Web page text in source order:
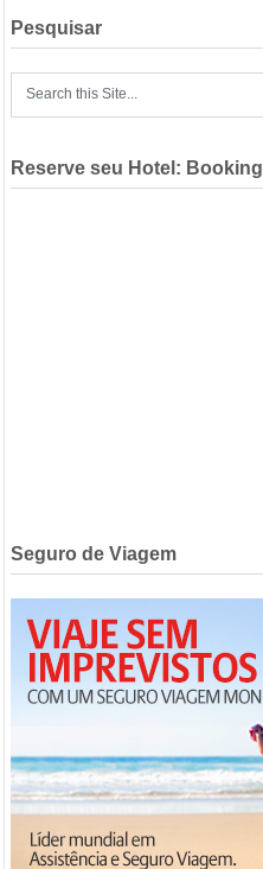
Pesquisar
Reserve seu Hotel: Booking
Seguro de Viagem